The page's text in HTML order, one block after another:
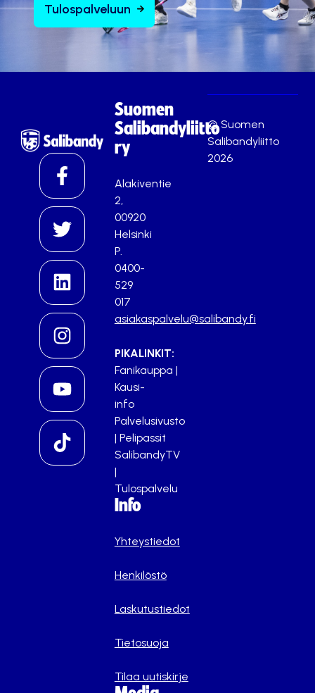
Tulospalveluun
Suomen
Salibandyliitto
ry
Alakiventie
2,
00920
Helsinki
P.
0400-
529
017
asiakaspalvelu@salibandy.fi
PIKALINKIT:
Fanikauppa |
Kausi-
info
Palvelusivusto
| Pelipassit
SalibandyTV
|
Tulospalvelu
Info
Yhteystiedot
Henkilöstö
Laskutustiedot
Tietosuoja
Tilaa uutiskirje
© Suomen
Salibandyliitto
2026